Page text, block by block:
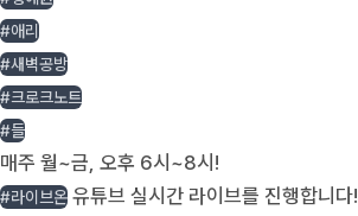
#애리
#새벽공방
#크로크노트
#들
매주 월~금, 오후 6시~8시!
#라이브온 유튜브 실시간 라이브를 진행합니